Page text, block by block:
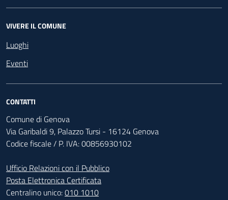
VIVERE IL COMUNE
Luoghi
Eventi
CONTATTI
Comune di Genova
Via Garibaldi 9, Palazzo Tursi - 16124 Genova
Codice fiscale / P. IVA: 00856930102
Ufficio Relazioni con il Pubblico
Posta Elettronica Certificata
Centralino unico:010 1010